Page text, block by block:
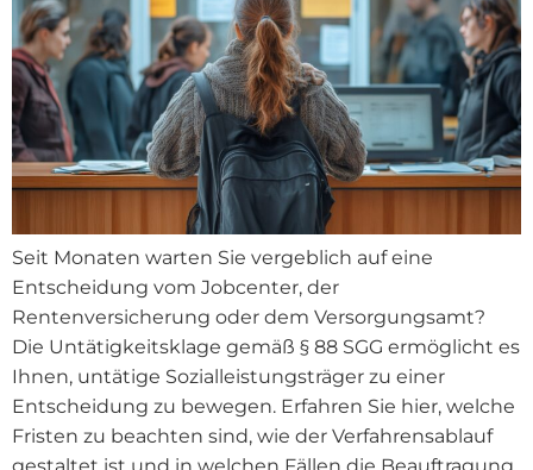
Seit Monaten warten Sie vergeblich auf eine
Entscheidung vom Jobcenter, der
Rentenversicherung oder dem Versorgungsamt?
Die Untätigkeitsklage gemäß § 88 SGG ermöglicht es
Ihnen, untätige Sozialleistungsträger zu einer
Entscheidung zu bewegen. Erfahren Sie hier, welche
Fristen zu beachten sind, wie der Verfahrensablauf
gestaltet ist und in welchen Fällen die Beauftragung